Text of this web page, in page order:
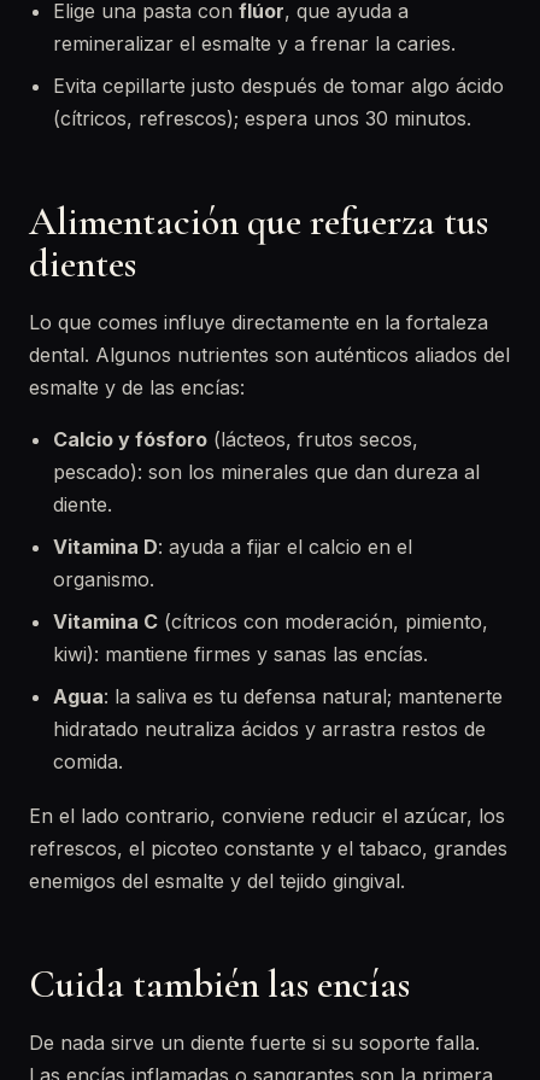
Elige una pasta con flúor, que ayuda a
remineralizar el esmalte y a frenar la caries.
Evita cepillarte justo después de tomar algo ácido
(cítricos, refrescos); espera unos 30 minutos.
Alimentación que refuerza tus
dientes
Lo que comes influye directamente en la fortaleza
dental. Algunos nutrientes son auténticos aliados del
esmalte y de las encías:
Calcio y fósforo (lácteos, frutos secos,
pescado): son los minerales que dan dureza al
diente.
Vitamina D: ayuda a fijar el calcio en el
organismo.
Vitamina C (cítricos con moderación, pimiento,
kiwi): mantiene firmes y sanas las encías.
Agua: la saliva es tu defensa natural; mantenerte
hidratado neutraliza ácidos y arrastra restos de
comida.
En el lado contrario, conviene reducir el azúcar, los
refrescos, el picoteo constante y el tabaco, grandes
enemigos del esmalte y del tejido gingival.
Cuida también las encías
De nada sirve un diente fuerte si su soporte falla.
Las encías inflamadas o sangrantes son la primera